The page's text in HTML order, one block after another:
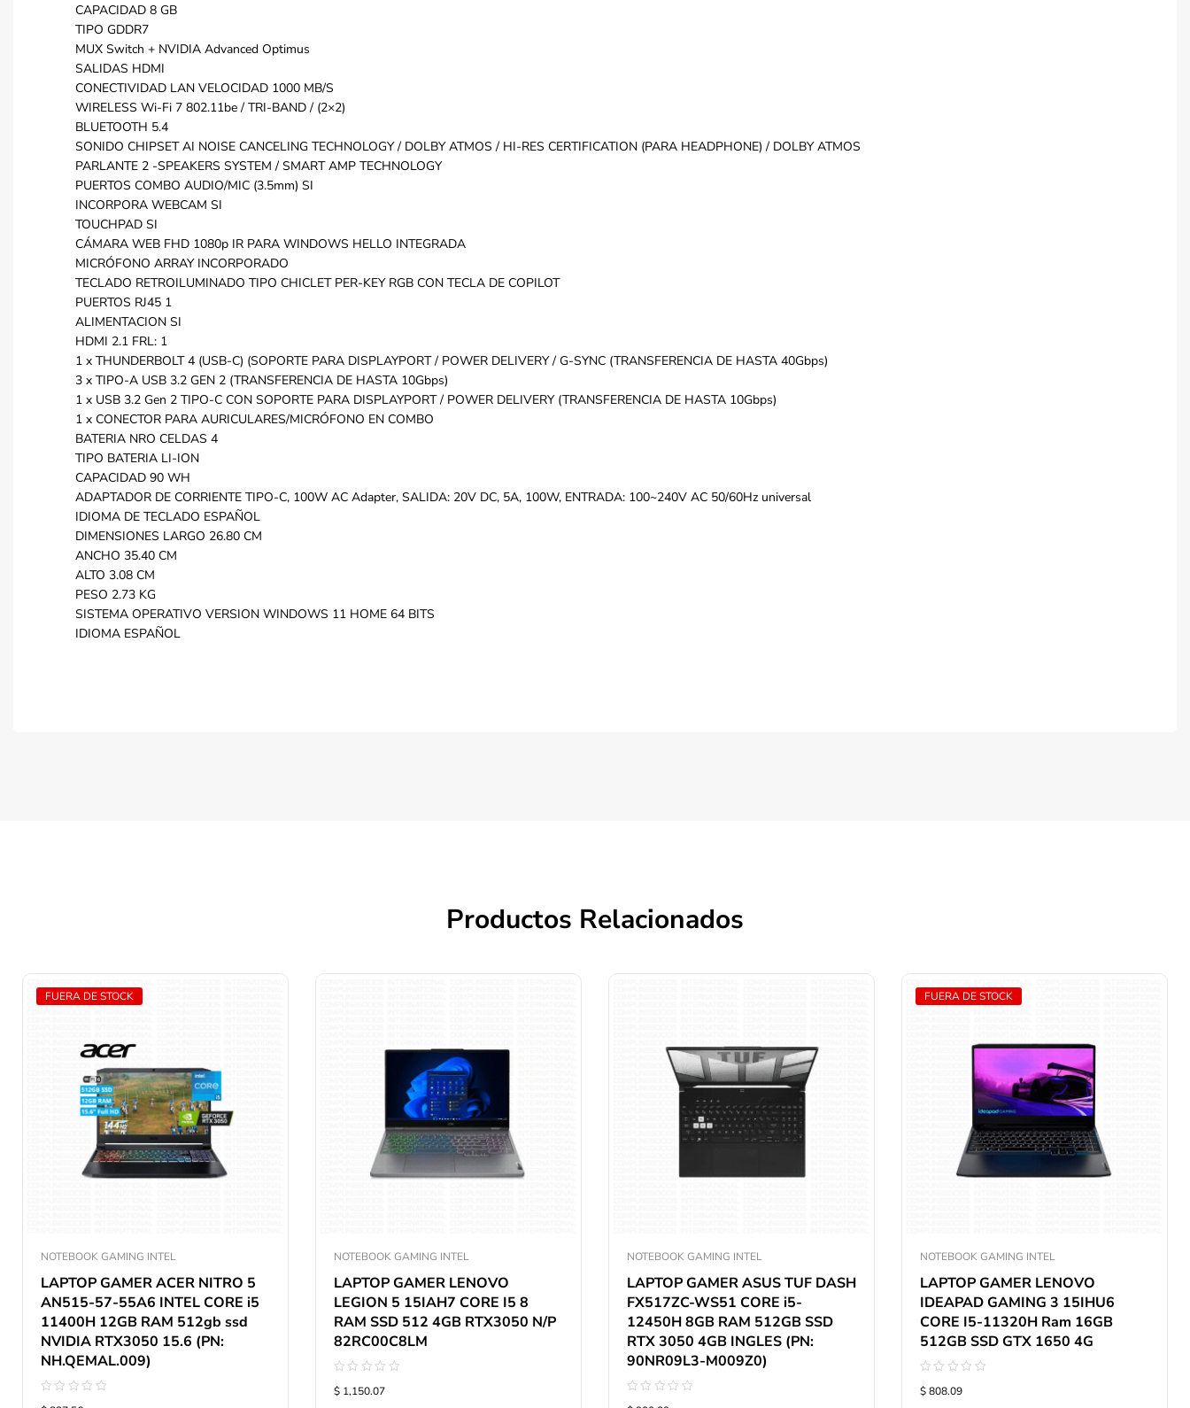
CAPACIDAD 8 GB
TIPO GDDR7
MUX Switch + NVIDIA Advanced Optimus
SALIDAS HDMI
CONECTIVIDAD LAN VELOCIDAD 1000 MB/S
WIRELESS Wi-Fi 7 802.11be / TRI-BAND / (2×2)
BLUETOOTH 5.4
SONIDO CHIPSET AI NOISE CANCELING TECHNOLOGY / DOLBY ATMOS / HI-RES CERTIFICATION (PARA HEADPHONE) / DOLBY ATMOS
PARLANTE 2 -SPEAKERS SYSTEM / SMART AMP TECHNOLOGY
PUERTOS COMBO AUDIO/MIC (3.5mm) SI
INCORPORA WEBCAM SI
TOUCHPAD SI
CÁMARA WEB FHD 1080p IR PARA WINDOWS HELLO INTEGRADA
MICRÓFONO ARRAY INCORPORADO
TECLADO RETROILUMINADO TIPO CHICLET PER-KEY RGB CON TECLA DE COPILOT
PUERTOS RJ45 1
ALIMENTACION SI
HDMI 2.1 FRL: 1
1 x THUNDERBOLT 4 (USB-C) (SOPORTE PARA DISPLAYPORT / POWER DELIVERY / G-SYNC (TRANSFERENCIA DE HASTA 40Gbps)
3 x TIPO-A USB 3.2 GEN 2 (TRANSFERENCIA DE HASTA 10Gbps)
1 x USB 3.2 Gen 2 TIPO-C CON SOPORTE PARA DISPLAYPORT / POWER DELIVERY (TRANSFERENCIA DE HASTA 10Gbps)
1 x CONECTOR PARA AURICULARES/MICRÓFONO EN COMBO
BATERIA NRO CELDAS 4
TIPO BATERIA LI-ION
CAPACIDAD 90 WH
ADAPTADOR DE CORRIENTE TIPO-C, 100W AC Adapter, SALIDA: 20V DC, 5A, 100W, ENTRADA: 100~240V AC 50/60Hz universal
IDIOMA DE TECLADO ESPAÑOL
DIMENSIONES LARGO 26.80 CM
ANCHO 35.40 CM
ALTO 3.08 CM
PESO 2.73 KG
SISTEMA OPERATIVO VERSION WINDOWS 11 HOME 64 BITS
IDIOMA ESPAÑOL
Productos Relacionados
FUERA DE STOCK
NOTEBOOK GAMING INTEL
LAPTOP GAMER ACER NITRO 5
AN515-57-55A6 INTEL CORE i5
11400H 12GB RAM 512gb ssd
NVIDIA RTX3050 15.6 (PN:
NH.QEMAL.009)
NOTEBOOK GAMING INTEL
LAPTOP GAMER LENOVO
LEGION 5 15IAH7 CORE I5 8
RAM SSD 512 4GB RTX3050 N/P
82RC00C8LM
con
$ 1,150.07
NOTEBOOK GAMING INTEL
LAPTOP GAMER ASUS TUF DASH
FX517ZC-WS51 CORE i5-
12450H 8GB RAM 512GB SSD
RTX 3050 4GB INGLES (PN:
90NR09L3-M009Z0)
FUERA DE STOCK
NOTEBOOK GAMING INTEL
LAPTOP GAMER LENOVO
IDEAPAD GAMING 3 15IHU6
CORE I5-11320H Ram 16GB
512GB SSD GTX 1650 4G
con
$ 808.09